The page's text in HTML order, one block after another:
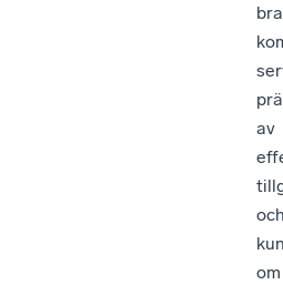
bra
av
om